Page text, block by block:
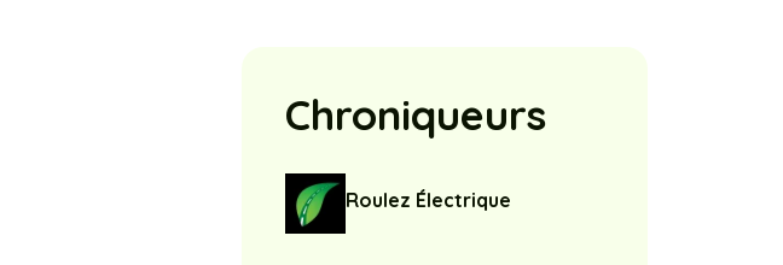
Chroniqueurs
Roulez Électrique